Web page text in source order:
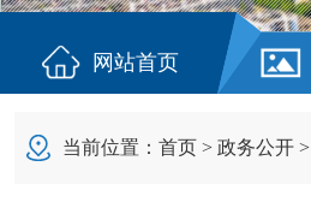
网站首页
当前位置： 首页 > 政务公开 >